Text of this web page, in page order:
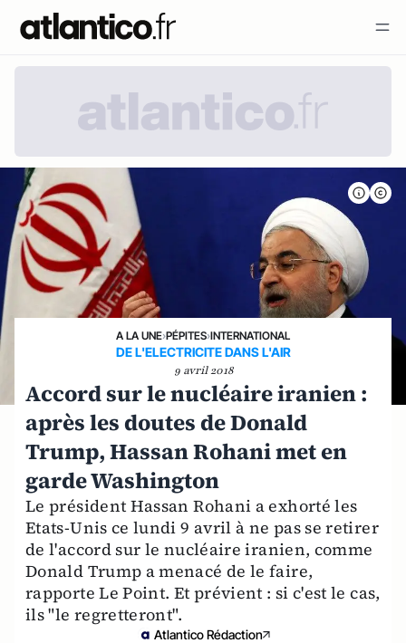
A LA UNE›PÉPITES›INTERNATIONAL
DE L'ELECTRICITE DANS L'AIR
9 avril 2018
Accord sur le nucléaire iranien :
après les doutes de Donald
Trump, Hassan Rohani met en
garde Washington
Le président Hassan Rohani a exhorté les
Etats-Unis ce lundi 9 avril à ne pas se retirer
de l'accord sur le nucléaire iranien, comme
Donald Trump a menacé de le faire,
rapporte Le Point. Et prévient : si c'est le cas,
ils "le regretteront".
Atlantico Rédaction